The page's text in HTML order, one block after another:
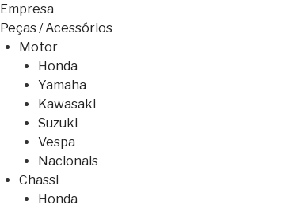
Empresa
Peças / Acessórios
Motor
Honda
Yamaha
Kawasaki
Suzuki
Vespa
Nacionais
Chassi
Honda